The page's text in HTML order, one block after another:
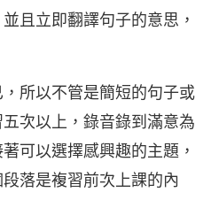
且立即翻譯句子的意思，
所以不管是簡短的句子或
次以上，錄音錄到滿意為
可以選擇感興趣的主題，
落是複習前次上課的內